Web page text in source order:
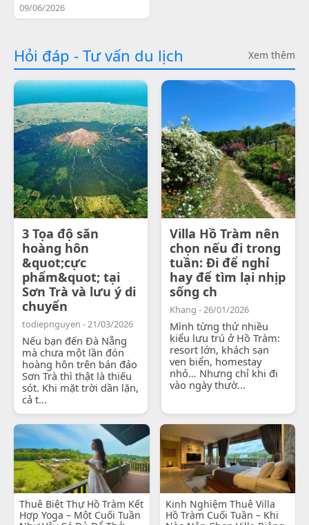
09/06/2026
Hỏi đáp - Tư vấn du lịch Xem thêm
3 Tọa độ săn
hoàng hôn
&quot;cực
phẩm&quot; tại
Sơn Trà và lưu ý di
chuyển
todiepnguyen - 21/03/2026
Nếu bạn đến Đà Nẵng
mà chưa một lần đón
hoàng hôn trên bán đảo
Sơn Trà thì thật là thiếu
sót. Khi mặt trời dần lặn,
cả t...
Villa Hồ Tràm nên
chọn nếu đi trong
tuần: Đi để nghỉ
hay để tìm lại nhịp
sống ch
Khang - 26/01/2026
Mình từng thử nhiều
kiểu lưu trú ở Hồ Tràm:
resort lớn, khách sạn
ven biển, homestay
nhỏ… Nhưng chỉ khi đi
vào ngày thườ...
Thuê Biệt Thự Hồ Tràm Kết
Hợp Yoga – Một Cuối Tuần
Kinh Nghiệm Thuê Villa
Hồ Tràm Cuối Tuần – Khi